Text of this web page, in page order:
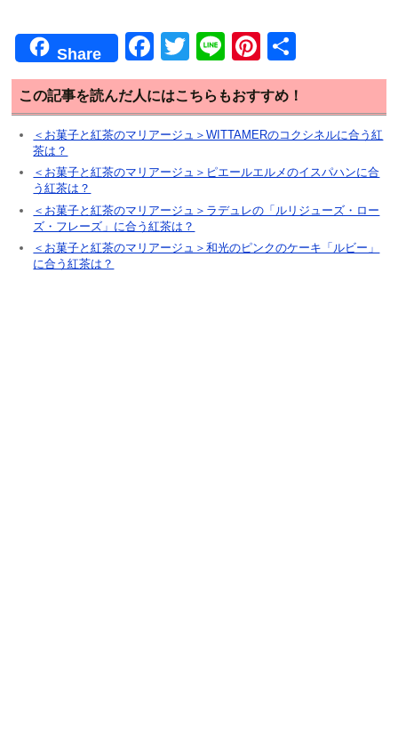
Share
F
a
c
e
b
o
o
k
T
wi
tt
er
Li
n
e
Pi
nt
er
e
st
有
この記事を読んだ人にはこちらもおすすめ！
＜お菓子と紅茶のマリアージュ＞WITTAMERのコクシネルに合う紅
茶は？
＜お菓子と紅茶のマリアージュ＞ピエールエルメのイスパハンに合
う紅茶は？
＜お菓子と紅茶のマリアージュ＞ラデュレの「ルリジューズ・ロー
ズ・フレーズ」に合う紅茶は？
＜お菓子と紅茶のマリアージュ＞和光のピンクのケーキ「ルビー」
に合う紅茶は？